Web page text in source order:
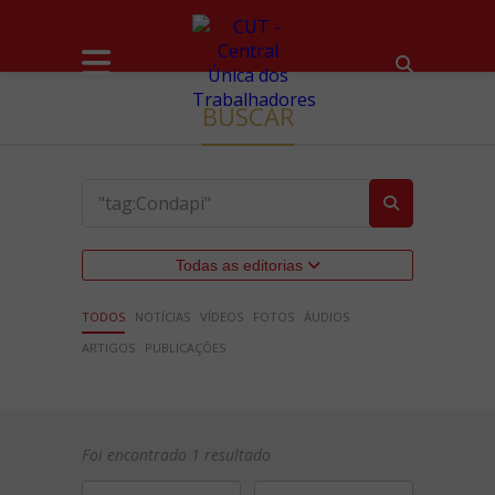
BUSCAR
Todas as editorias
TODOS NOTÍCIAS VÍDEOS FOTOS ÁUDIOS
ARTIGOS
PUBLICAÇÕES
Foi encontrado 1 resultado